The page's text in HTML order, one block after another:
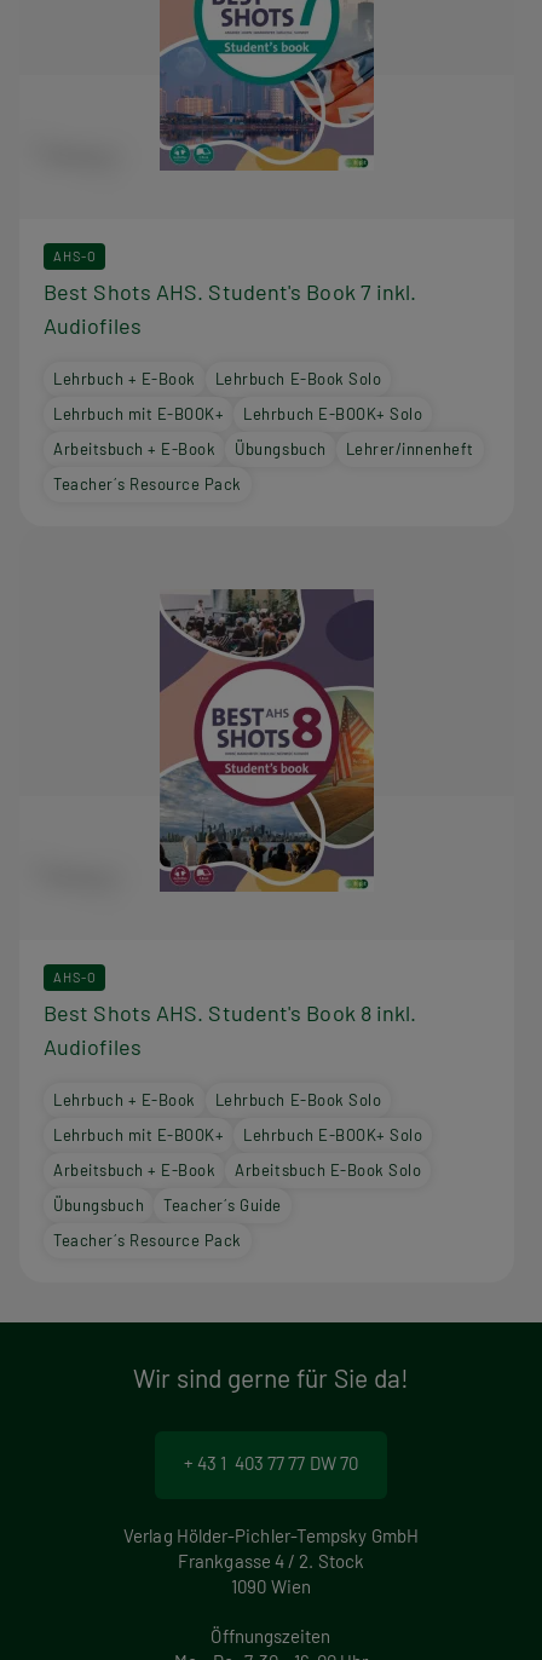
AHS-O
Best Shots AHS. Student's Book 7 inkl.
Audiofiles
Lehrbuch + E-Book
Lehrbuch E-Book Solo
Lehrbuch mit E-BOOK+
Lehrbuch E-BOOK+ Solo
Arbeitsbuch + E-Book
Übungsbuch
Lehrer/innenheft
Teacher´s Resource Pack
AHS-O
Best Shots AHS. Student's Book 8 inkl.
Audiofiles
Lehrbuch + E-Book
Lehrbuch E-Book Solo
Lehrbuch mit E-BOOK+
Lehrbuch E-BOOK+ Solo
Arbeitsbuch + E-Book
Arbeitsbuch E-Book Solo
Übungsbuch
Teacher´s Guide
Teacher´s Resource Pack
Wir sind gerne für Sie da!
+ 43 1 403 77 77 DW 70
Verlag Hölder-Pichler-Tempsky GmbH
Frankgasse 4 / 2. Stock
1090 Wien
Öffnungszeiten